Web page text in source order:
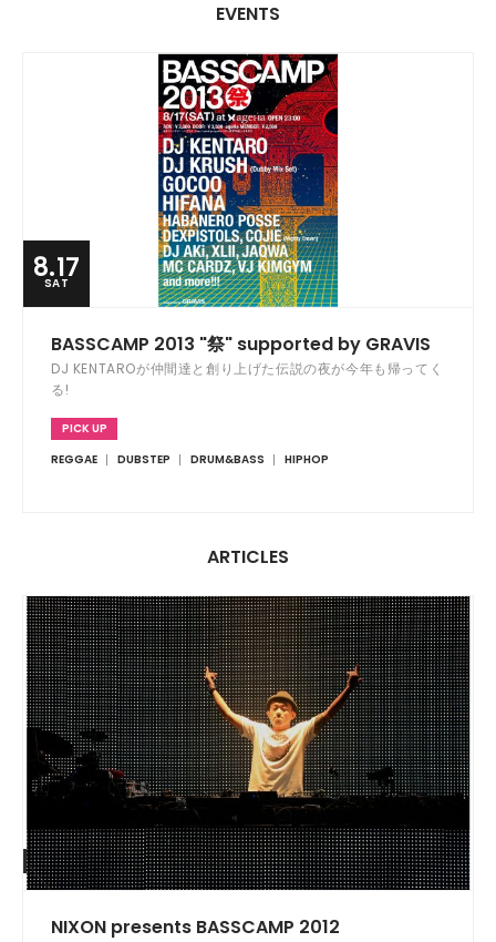
EVENTS
8.17
SAT
BASSCAMP 2013 "祭" supported by GRAVIS
DJ KENTAROが仲間達と創り上げた伝説の夜が今年も帰ってく
る!
PICK UP
REGGAE
DUBSTEP DRUM&BASS HIPHOP
ARTICLES
REPORT
NIXON presents BASSCAMP 2012